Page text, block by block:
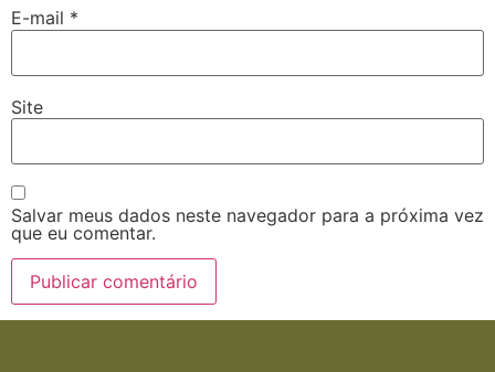
E-mail *
Site
Salvar meus dados neste navegador para a próxima vez
que eu comentar.